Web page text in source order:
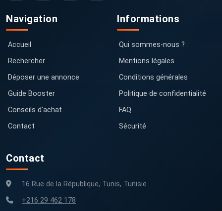
Navigation
Accueil
Rechercher
Déposer une annonce
Guide Booster
Conseils d'achat
Contact
Informations
Qui sommes-nous ?
Mentions légales
Conditions générales
Politique de confidentialité
FAQ
Sécurité
Contact
16 Rue de la République, Tunis, Tunisie
+216 29 462 178